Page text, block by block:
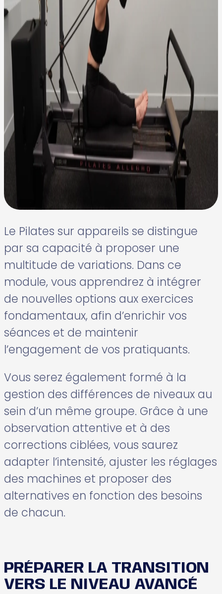
Le Pilates sur appareils se distingue
par sa capacité à proposer une
multitude de variations. Dans ce
module, vous apprendrez à intégrer
de nouvelles options aux exercices
fondamentaux, afin d’enrichir vos
séances et de maintenir
l’engagement de vos pratiquants.
Vous serez également formé à la
gestion des différences de niveaux au
sein d’un même groupe. Grâce à une
observation attentive et à des
corrections ciblées, vous saurez
adapter l’intensité, ajuster les réglages
des machines et proposer des
alternatives en fonction des besoins
de chacun.
PRÉPARER LA TRANSITION
VERS LE NIVEAU AVANCÉ